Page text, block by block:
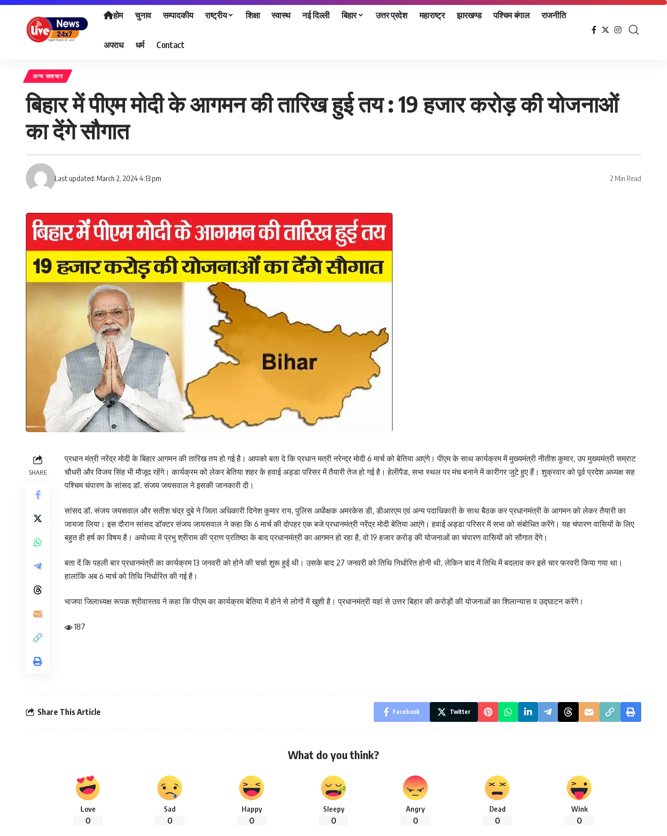
होम चुनाव सम्पादकीय राष्ट्रीय शिक्षा स्वास्थ नई दिल्ली बिहार उत्तर प्रदेश महाराष्ट्र झारखण्ड पश्चिम बंगाल राजनीति
अपराध धर्म Contact
अन्य समाचार
बिहार में पीएम मोदी के आगमन की तारिख हुई तय : 19 हजार करोड़ की योजनाओं
का देंगे सौगात
Last updated: March 2, 2024 4:13 pm 2 Min Read
SHARE
प्रधान मंत्री नरेंद्र मोदी के बिहार आगमन की तारिख तय हो गई है। आपको बता दे कि प्रधान मत्री नरेन्द्र मोदी 6 मार्च को बेतिया आएंगे। पीएम के साथ कार्यक्रम में मुख्यमंत्री नीतीश कुमार, उप मुख्यमंत्री सम्राट
चौधरी और विजय सिंह भी मौजूद रहेंगे। कार्यक्रम को लेकर बेतिया शहर के हवाई अड्डा परिसर में तैयारी तेज हो गई है। हेलीपैड, सभा स्थल पर मंच बनाने में कारीगर जुटे हुए हैं। शुक्रवार को पूर्व प्रदेश अध्यक्ष सह
पश्चिम चंपारण के सांसद डॉ. संजय जयसवाल ने इसकी जानकारी दी।
सांसद डॉ. संजय जयसवाल और सतीश चंद्र दुबे ने जिला अधिकारी दिनेश कुमार राय, पुलिस अधीक्षक अमरकेस डी, डीआरएम एवं अन्य पदाधिकारी के साथ बैठक कर प्रधानमंत्री के आगमन को लेकर तैयारी का
जायजा लिया। इस दौरान सांसद डॉक्टर संजय जायसवाल ने कहा कि 6 मार्च की दोपहर एक बजे प्रधानमंत्री नरेंद्र मोदी बेतिया आएंगे। हवाई अड्डा परिसर में सभा को संबोधित करेंगे। यह चंपारण वासियों के लिए
बहुत ही हर्ष का विषय है। अयोध्या में प्रभु श्रीराम की प्राण प्रतिष्ठा के बाद प्रधानमंत्री का आगमन हो रहा है, वो 19 हजार करोड़ की योजनाओं का चंपारण वासियों को सौगात देंगे।
बता दें कि पहली बार प्रधानमंत्री का कार्यक्रम 13 जनवरी को होने की चर्चा शुरू हुई थी। उसके बाद 27 जनवरी को तिथि निर्धारित होनी थी, लेकिन बाद में तिथि में बदलाव कर इसे चार फरवरी किया गया था।
हालांकि अब 6 मार्च को तिथि निर्धारित की गई है।
भाजपा जिलाध्यक्ष रूपक श्रीवास्तव ने कहा कि पीएम का कार्यक्रम बेतिया में होने से लोगों में खुशी है। प्रधानमंत्री यहां से उत्तर बिहार की करोड़ों की योजनाओं का शिलान्यास व उद्घाटन करेंगे।
187
Share This Article Facebook Twitter
What do you think?
Love
0
Sad
0
Happy
0
Sleepy
0
Angry
0
Dead
0
Wink
0